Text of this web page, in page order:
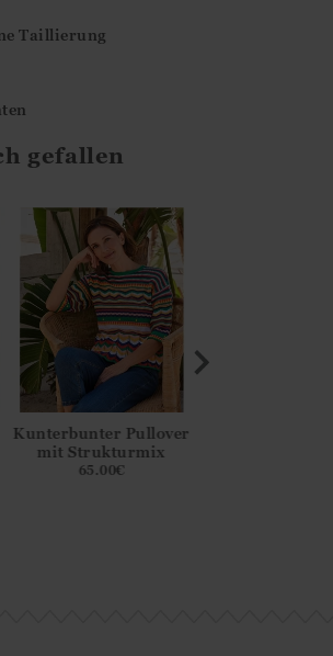
Taillierung
gefallen
Kunterbunter Pullover
mit Strukturmix
65.00€